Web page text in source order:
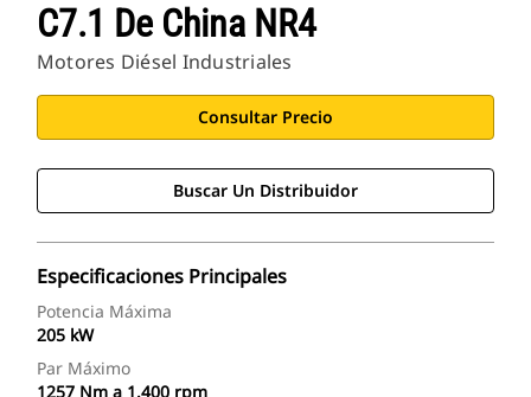
C7.1 De China NR4
Motores Diésel Industriales
Consultar Precio
Buscar Un Distribuidor
Especificaciones Principales
Potencia Máxima
205 kW
Par Máximo
1257 Nm a 1.400 rpm